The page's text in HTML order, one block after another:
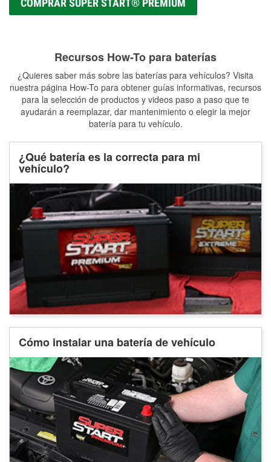
COMPRAR SUPER START® PREMIUM
Recursos How-To para baterías
¿Quieres saber más sobre las baterías para vehículos? Visita
nuestra página How-To para obtener guías informativas, recursos
para la selección de productos y videos paso a paso que te
ayudarán a reemplazar, dar mantenimiento o elegir la mejor
batería para tu vehículo.
¿Qué batería es la correcta para mi
vehículo?
Cómo instalar una batería de vehículo